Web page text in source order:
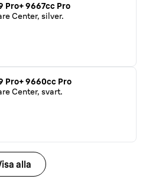
Pro+ 9667cc Pro
Center, silver.
Pro+ 9660cc Pro
Center, svart.
alla